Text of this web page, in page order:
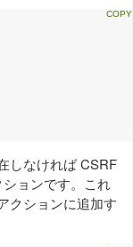
しなければ CSRF
ションです。これ
クションに追加す